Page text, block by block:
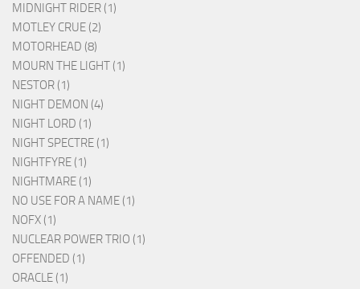
MIDNIGHT RIDER (1)
MOTLEY CRUE (2)
MOTORHEAD (8)
MOURN THE LIGHT (1)
NESTOR (1)
NIGHT DEMON (4)
NIGHT LORD (1)
NIGHT SPECTRE (1)
NIGHTFYRE (1)
NIGHTMARE (1)
NO USE FOR A NAME (1)
NOFX (1)
NUCLEAR POWER TRIO (1)
OFFENDED (1)
ORACLE (1)